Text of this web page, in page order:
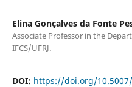
Elina Gonçalves da Fonte
Associate Professor in the
IFCS/UFRJ.
DOI: https://doi.org/10.5007/